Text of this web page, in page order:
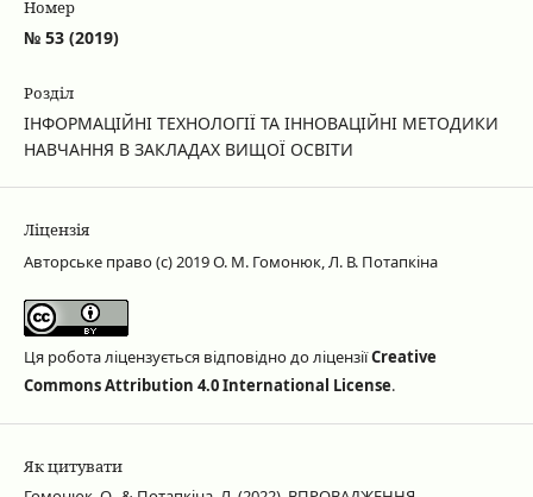
Номер
№ 53 (2019)
Розділ
ІНФОРМАЦІЙНІ ТЕХНОЛОГІЇ ТА ІННОВАЦІЙНІ МЕТОДИКИ
НАВЧАННЯ В ЗАКЛАДАХ ВИЩОЇ ОСВІТИ
Ліцензія
Авторське право (c) 2019 О. М. Гомонюк, Л. В. Потапкіна
Ця робота ліцензується відповідно до ліцензіїCreative
Commons Attribution 4.0 International License.
Як цитувати